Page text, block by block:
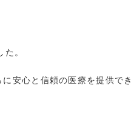
。
安心と信頼の医療を提供で